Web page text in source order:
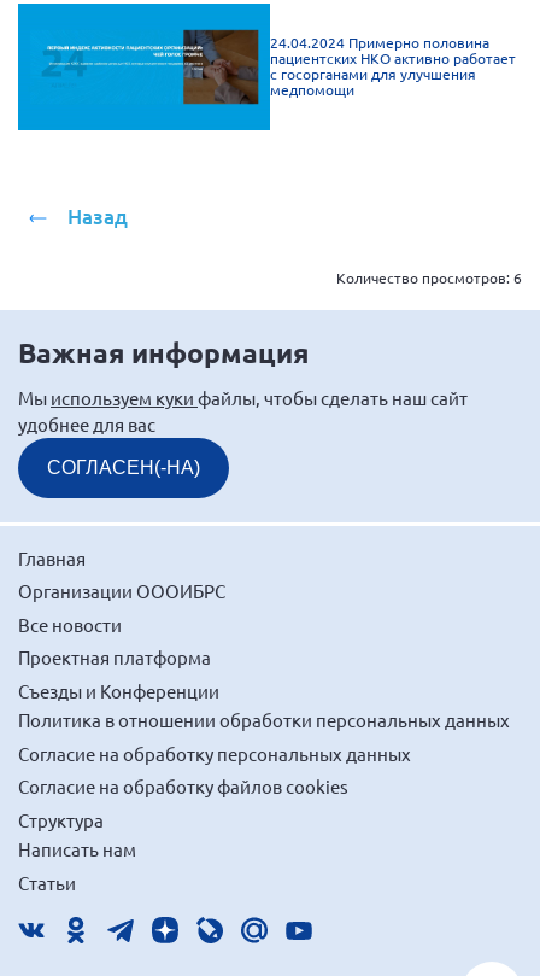
24.04.2024 Примерно половина
пациентских НКО активно работает
с госорганами для улучшения
медпомощи
Назад
Количество просмотров:6
Важная информация
Мы используем куки файлы, чтобы сделать наш сайт
удобнее для вас
СОГЛАСЕН(-НА)
Главная
Организации ОООИБРС
Все новости
Проектная платформа
Съезды и Конференции
Политика в отношении обработки персональных данных
Согласие на обработку персональных данных
Согласие на обработку файлов cookies
Структура
Написать нам
Статьи